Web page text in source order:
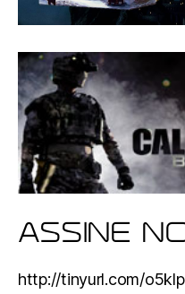
ASSINE
http://tinyurl.com/